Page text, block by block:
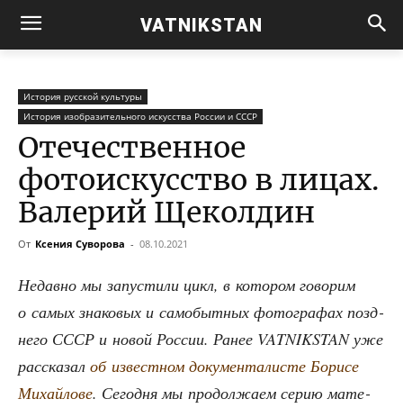
VATNIKSTAN
История русской культуры
История изобразительного искусства России и СССР
Отечественное
фотоискусство в лицах.
Валерий Щеколдин
От Ксения Суворова - 08.10.2021
Недав­но мы запу­сти­ли цикл, в кото­ром гово­рим
о самых зна­ко­вых и само­быт­ных фото­гра­фах позд­
не­го СССР и новой Рос­сии. Ранее VATNIKSTAN уже
рас­ска­зал об извест­ном доку­мен­та­ли­сте Бори­се
Михай­ло­ве. Сего­дня мы про­дол­жа­ем серию мате­